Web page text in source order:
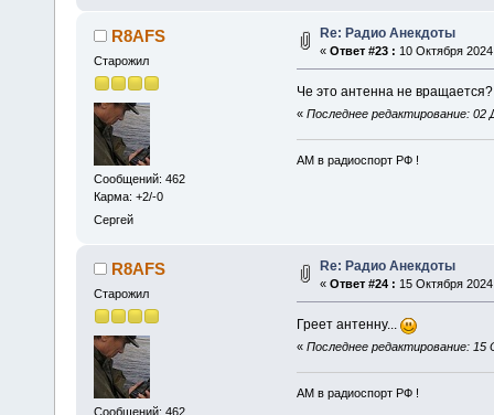
R8AFS
Старожил
Сообщений: 462
Карма: +2/-0
Сергей
Re: Радио Анекдоты
« Ответ #23 : 10 Октября
Че это антенна не
« Последнее редактирование: 02
АМ в радиоспорт РФ !
R8AFS
Старожил
Сообщений: 462
Re: Радио Анекдоты
« Ответ #24 : 15 Октября
Греет антенну...
« Последнее редактирование:
АМ в радиоспорт РФ !